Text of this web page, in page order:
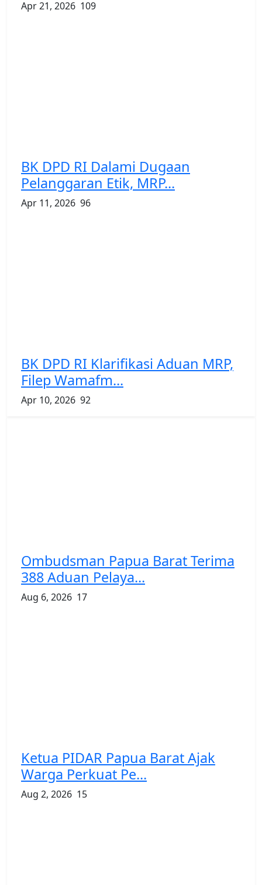
Apr 21, 2026 109
BK DPD RI Dalami Dugaan
Pelanggaran Etik, MRP...
Apr 11, 2026 96
BK DPD RI Klarifikasi Aduan MRP,
Filep Wamafm...
Apr 10, 2026 92
Ombudsman Papua Barat Terima
388 Aduan Pelaya...
Aug 6, 2026 17
Ketua PIDAR Papua Barat Ajak
Warga Perkuat Pe...
Aug 2, 2026 15